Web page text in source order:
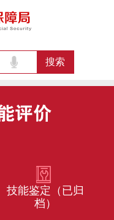
技能鉴定（已归
档）